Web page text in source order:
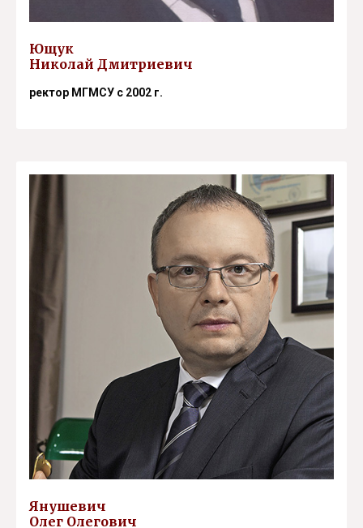
Ющук
Николай Дмитриевич
ректор МГМСУ с 2002 г.
Янушевич
Олег Олегович